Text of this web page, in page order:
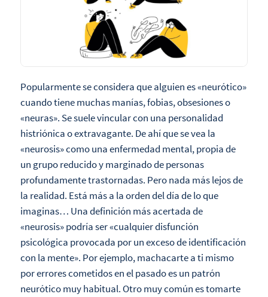
Popularmente se considera que alguien es «neurótico»
cuando tiene muchas manías, fobias, obsesiones o
«neuras». Se suele vincular con una personalidad
histriónica o extravagante. De ahí que se vea la
«neurosis» como una enfermedad mental, propia de
un grupo reducido y marginado de personas
profundamente trastornadas. Pero nada más lejos de
la realidad. Está más a la orden del día de lo que
imaginas… Una definición más acertada de
«neurosis» podría ser «cualquier disfunción
psicológica provocada por un exceso de identificación
con la mente». Por ejemplo, machacarte a ti mismo
por errores cometidos en el pasado es un patrón
neurótico muy habitual. Otro muy común es tomarte